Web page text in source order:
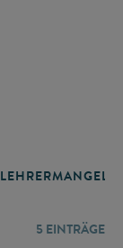
LEHRERMANGEL
5 EINTRÄGE